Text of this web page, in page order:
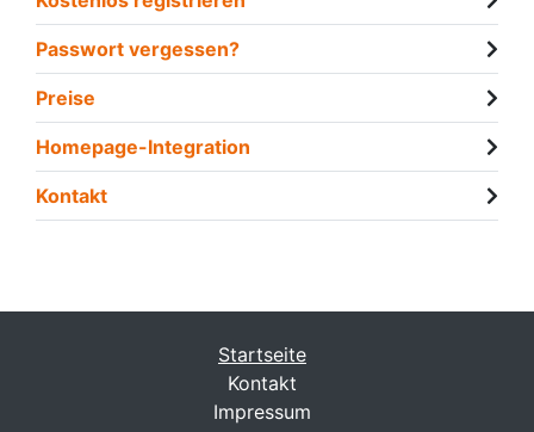
Passwort vergessen?
Preise
Homepage-Integration
Kontakt
Startseite
Kontakt
Impressum